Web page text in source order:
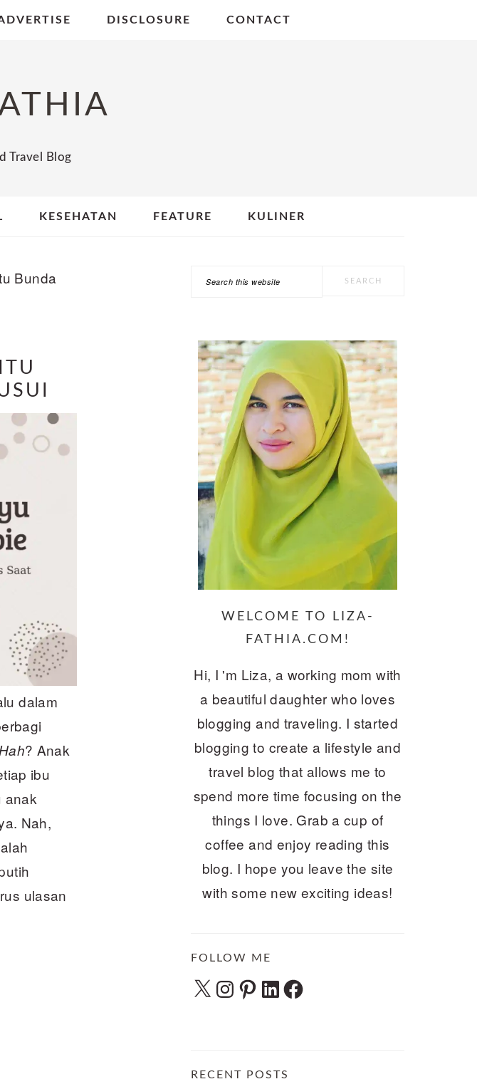
DISCLOSURE CONTACT
Travel Blog
KESEHATAN FEATURE KULINER
Bunda
dalam
Hah? Anak
ibu
anak
Nah,
ulasan
PRIMARY
Search
WELCOME TO LIZA-
FATHIA.COM!
Hi, I 'm Liza, a working mom with
a beautiful daughter who loves
blogging and traveling. I started
blogging to create a lifestyle and
travel blog that allows me to
spend more time focusing on the
things I love. Grab a cup of
coffee and enjoy reading this
blog. I hope you leave the site
with some new exciting ideas!
FOLLOW ME
X Instagram
Pinterest
LinkedInFacebook
RECENT POSTS